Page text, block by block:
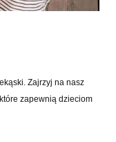
Zajrzyj na nasz
zapewnią dzieciom